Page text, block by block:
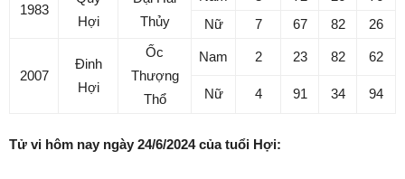
1983
Hợi
Thủy
Nữ
7 67 82 26
2007
Đinh
Hợi
Ốc
Thượng
Thổ
Nam 2 23 82 62
Nữ 4 91 34 94
Tử vi hôm nay ngày 24/6/2024 của tuổi Hợi: